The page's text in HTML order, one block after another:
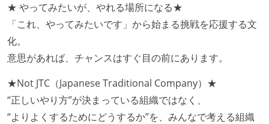
★ やってみたいが、やれる場所になる★
「これ、やってみたいです」から始まる挑戦を応援する文
化。
意思があれば、チャンスはすぐ目の前にあります。
★Not JTC（Japanese Traditional Company）★
“正しいやり方”が決まっている組織ではなく、
“よりよくするためにどうするか”を、みんなで考える組織